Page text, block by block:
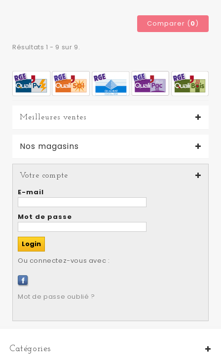
Comparer (0)
Résultats 1 - 9 sur 9.
Meilleures ventes
Nos magasins
Votre compte
E-mail
Mot de passe
Ou connectez-vous avec :
Mot de passe oublié ?
Catégories